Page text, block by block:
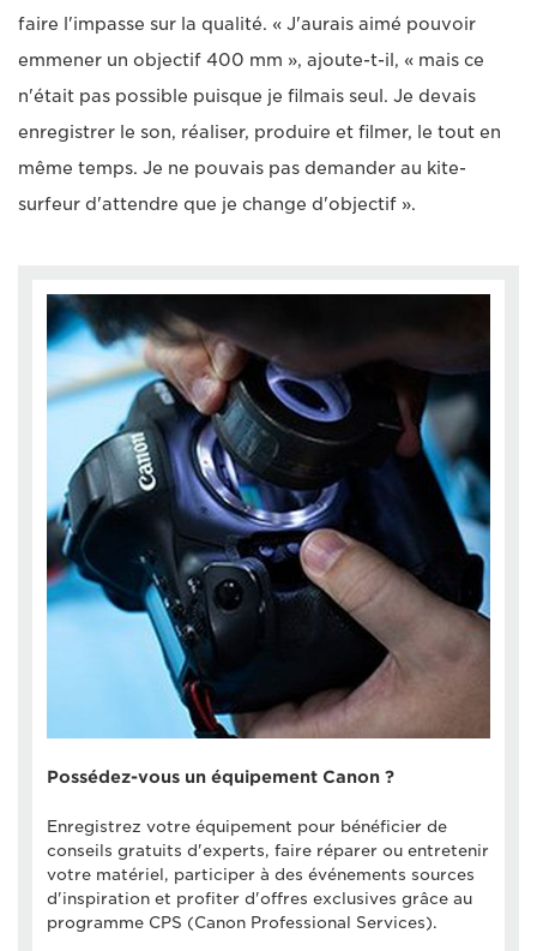
faire l'impasse sur la qualité. « J'aurais aimé pouvoir
emmener un objectif 400 mm », ajoute-t-il, « mais ce
n'était pas possible puisque je filmais seul. Je devais
enregistrer le son, réaliser, produire et filmer, le tout en
même temps. Je ne pouvais pas demander au kite-
surfeur d'attendre que je change d'objectif ».
Possédez-vous un équipement Canon ?
Enregistrez votre équipement pour bénéficier de
conseils gratuits d'experts, faire réparer ou entretenir
votre matériel, participer à des événements sources
d'inspiration et profiter d'offres exclusives grâce au
programme CPS (Canon Professional Services).